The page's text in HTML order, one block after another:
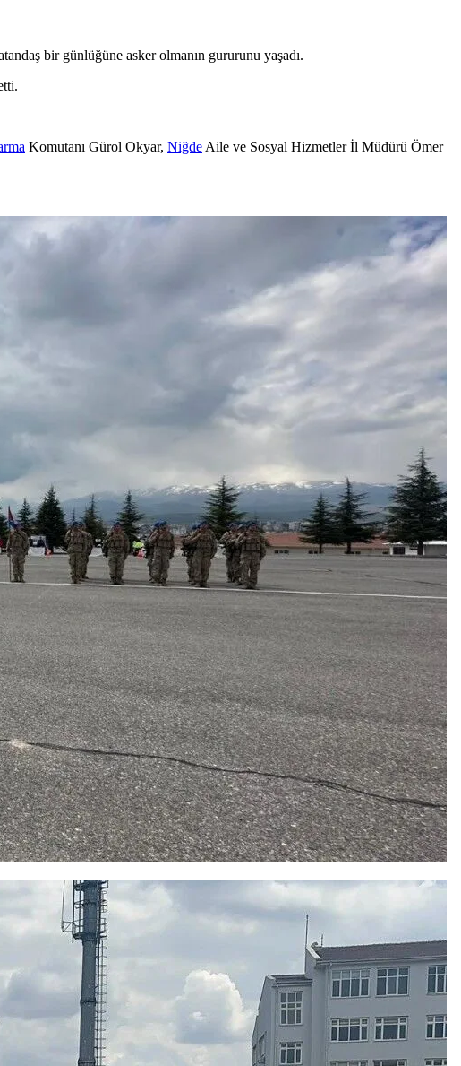
bir günlüğüne asker olmanın gururunu yaşadı.
Komutanı Gürol Okyar, NiğdeAile ve Sosyal Hizmetler İl Müdürü Ömer